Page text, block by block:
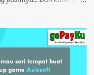
apps/details…
www.gopayku.com/